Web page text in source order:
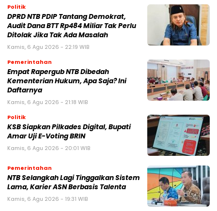
Politik
DPRD NTB PDIP Tantang Demokrat,
Audit Dana BTT Rp484 Miliar Tak Perlu
Ditolak Jika Tak Ada Masalah
Kamis, 6 Agu 2026 - 22:19 WIB
Pemerintahan
Empat Rapergub NTB Dibedah
Kementerian Hukum, Apa Saja? Ini
Daftarnya
Kamis, 6 Agu 2026 - 21:18 WIB
Politik
KSB Siapkan Pilkades Digital, Bupati
Amar Uji E-Voting BRIN
Kamis, 6 Agu 2026 - 20:01 WIB
Pemerintahan
NTB Selangkah Lagi Tinggalkan Sistem
Lama, Karier ASN Berbasis Talenta
Kamis, 6 Agu 2026 - 19:31 WIB